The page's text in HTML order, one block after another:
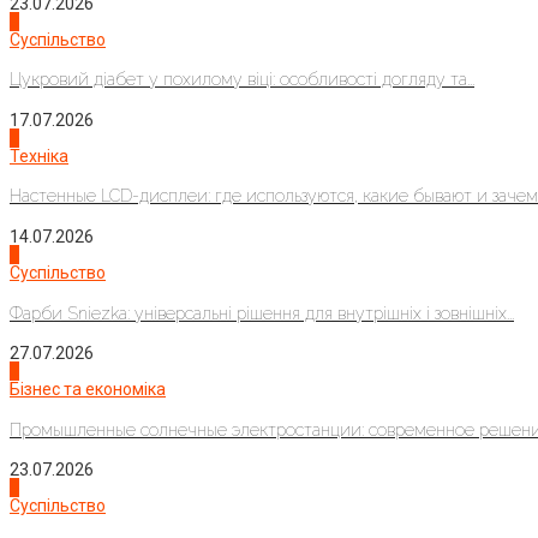
Суспільство
Цукровий діабет у похилому віці: особливості догляду та...
17.07.2026
Техніка
Настенные LCD-дисплеи: где используются, какие бывают и
14.07.2026
Суспільство
Фарби Sniezka: універсальні рішення для внутрішніх і зовнішніх...
27.07.2026
Бізнес та економіка
Промышленные солнечные электростанции: современное
23.07.2026
Суспільство